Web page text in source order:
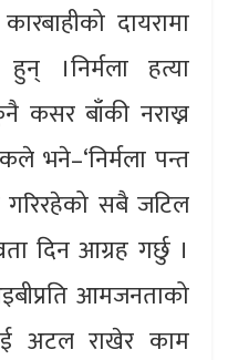
दायरामा
।निर्मला हत्या
कसर बाँकी नराख्न
भने–‘निर्मला पन्त
सबै जटिल
दिन आग्रह गर्छु ।
आमजनताको
अटल राखेर काम